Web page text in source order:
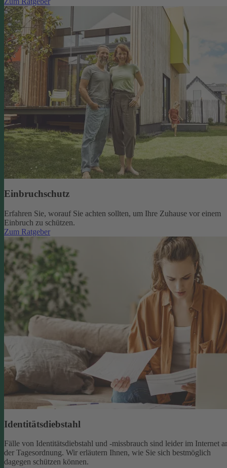
Einbruchschutz
Erfahren Sie, worauf Sie achten sollten, um Ihre Zuhause vor einem
Einbruch zu schützen.
Zum Ratgeber
Identitätsdiebstahl
Fälle von Identitätsdiebstahl und -missbrauch sind leider im Internet
der Tagesordnung. Wir erläutern Ihnen, wie Sie sich bestmöglich
dagegen schützen können.